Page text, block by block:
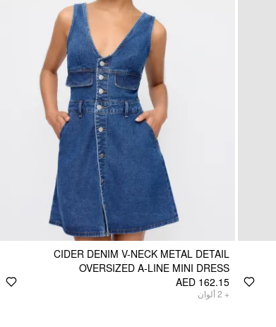
CIDER DENIM V-NECK METAL DETAIL
OVERSIZED A-LINE MINI DRESS
AED 162.15
+
2ألوان